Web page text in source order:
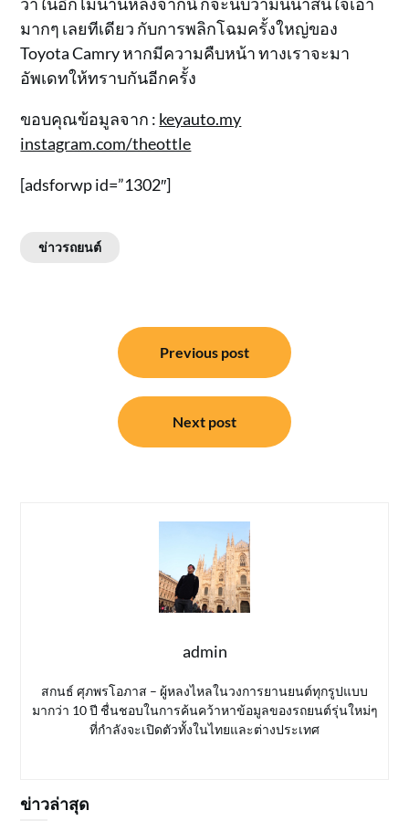
มากๆ เลยทีเดียว กับการพลิกโฉมครั้งใหญ่ของ
Toyota Camry หากมีความคืบหน้า ทางเราจะมา
อัพเดทให้ทราบกันอีกครั้ง
ขอบคุณข้อมูลจาก : keyauto.my
instagram.com/theottle
[adsforwp id=”1302″]
ข่าวรถยนต์
Previous post
Next post
admin
สกนธ์ ศุภพรโอภาส – ผู้หลงไหลในวงการยานยนต์ทุกรูปแบบ
มากว่า 10 ปี ชื่นชอบในการค้นคว้าหาข้อมูลของรถยนต์รุ่นใหม่ๆ
ที่กำลังจะเปิดตัวทั้งในไทยและต่างประเทศ
ข่าวล่าสุด